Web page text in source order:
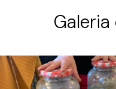
IMG_3775